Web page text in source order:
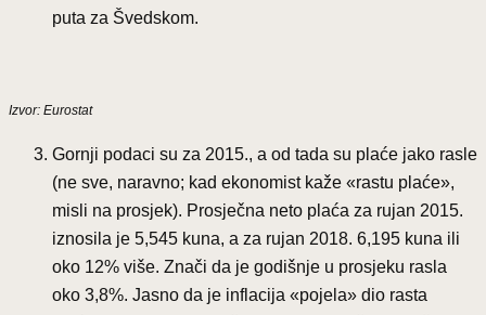
puta za Švedskom.
Izvor: Eurostat
Gornji podaci su za 2015., a od tada su plaće jako rasle
(ne sve, naravno; kad ekonomist kaže «rastu plaće»,
misli na prosjek). Prosječna neto plaća za rujan 2015.
iznosila je 5,545 kuna, a za rujan 2018. 6,195 kuna ili
oko 12% više. Znači da je godišnje u prosjeku rasla
oko 3,8%. Jasno da je inflacija «pojela» dio rasta